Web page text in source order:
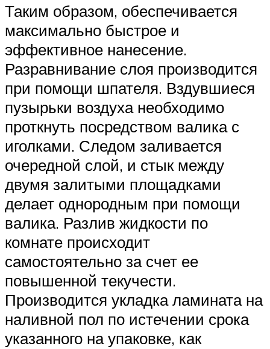
Таким образом, обеспечивается
максимально быстрое и
эффективное нанесение.
Разравнивание слоя производится
при помощи шпателя. Вздувшиеся
пузырьки воздуха необходимо
проткнуть посредством валика с
иголками. Следом заливается
очередной слой, и стык между
двумя залитыми площадками
делает однородным при помощи
валика. Разлив жидкости по
комнате происходит
самостоятельно за счет ее
повышенной текучести.
Производится укладка ламината на
наливной пол по истечении срока
указанного на упаковке, как